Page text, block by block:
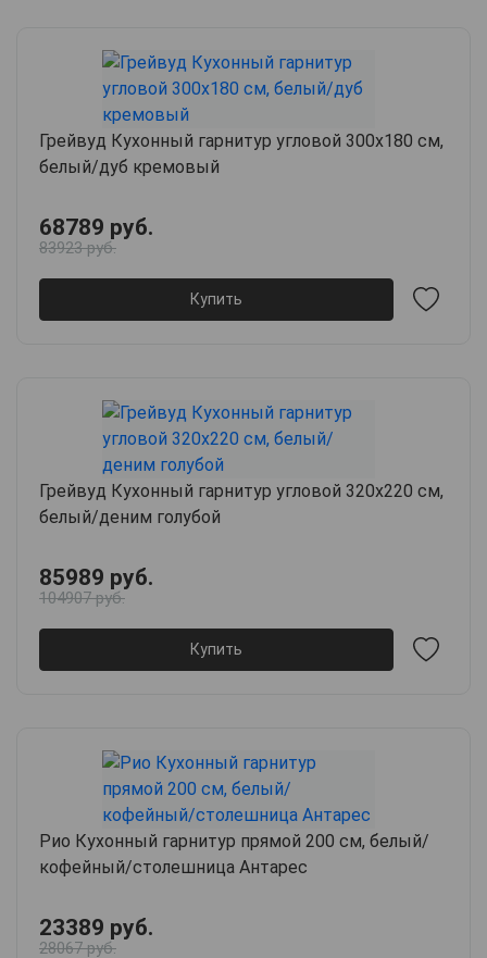
Грейвуд Кухонный гарнитур угловой 300х180 см,
белый/дуб кремовый
68789 руб.
83923 руб.
Купить
Грейвуд Кухонный гарнитур угловой 320х220 см,
белый/деним голубой
85989 руб.
104907 руб.
Купить
Рио Кухонный гарнитур прямой 200 см, белый/
кофейный/столешница Антарес
23389 руб.
28067 руб.